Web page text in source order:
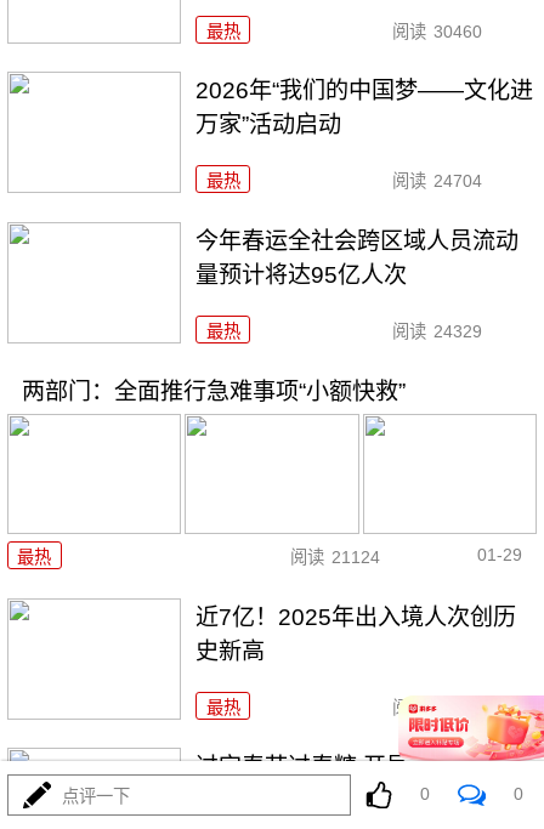
最热 阅读 30460
2026年“我们的中国梦——文化进
万家”活动启动
最热 阅读 24704
今年春运全社会跨区域人员流动
量预计将达95亿人次
最热 阅读 24329
两部门：全面推行急难事项“小额快救”
最热 阅读 21124 01-29
近7亿！2025年出入境人次创历
史新高
最热 阅读 19363
过完春节过春糖 开局最红是成都
点评一下 0 0